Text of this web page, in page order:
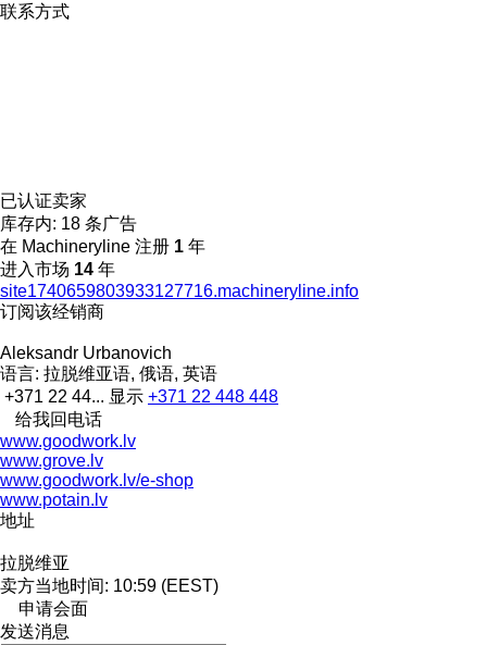
联系方式
已认证卖家
库存内: 18 条广告
在 Machineryline 注册 1 年
进入市场 14 年
site1740659803933127716.machineryline.info
订阅该经销商
Aleksandr Urbanovich
语言: 拉脱维亚语, 俄语, 英语
+371 22 44... 显示 +371 22 448 448
给我回电话
www.goodwork.lv
www.grove.lv
www.goodwork.lv/e-shop
www.potain.lv
地址
拉脱维亚
卖方当地时间: 10:59 (EEST)
申请会面
发送消息